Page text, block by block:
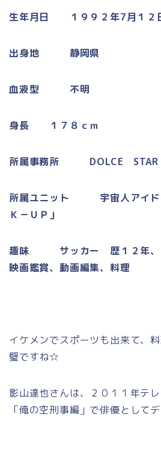
生年月日 １９９２年7月１２
出身地 静岡県
血液型 不明
身長 １７８ｃｍ
所属事務所 DOLCE STAR（
所属ユニット 宇宙人アイド
Ｋ－ＵＰ」
趣味 サッカー 歴１２年、ギ
映画鑑賞、動画編集、料理
イケメンでスポーツも出来て、
璧ですね☆
影山達也さんは、２０１１年テ
「俺の空刑事編」で俳優として